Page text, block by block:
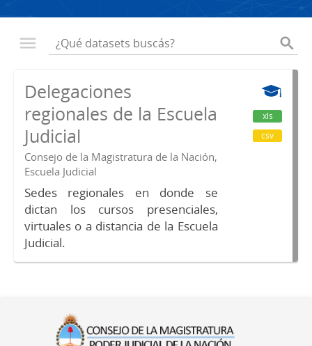
Delegaciones
regionales de la Escuela
Judicial
Consejo de la Magistratura de la Nación,
Escuela Judicial
Sedes regionales en donde se
dictan los cursos presenciales,
virtuales o a distancia de la Escuela
Judicial.
xls
csv